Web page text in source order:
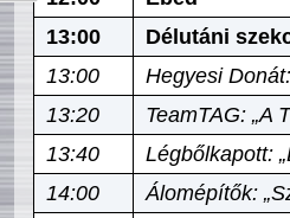
13:00
Délutáni
13:00
Hegyesi
13:20
TeamTAG: „A
13:40
Légbőlkapott:
14:00
Álomépítők: